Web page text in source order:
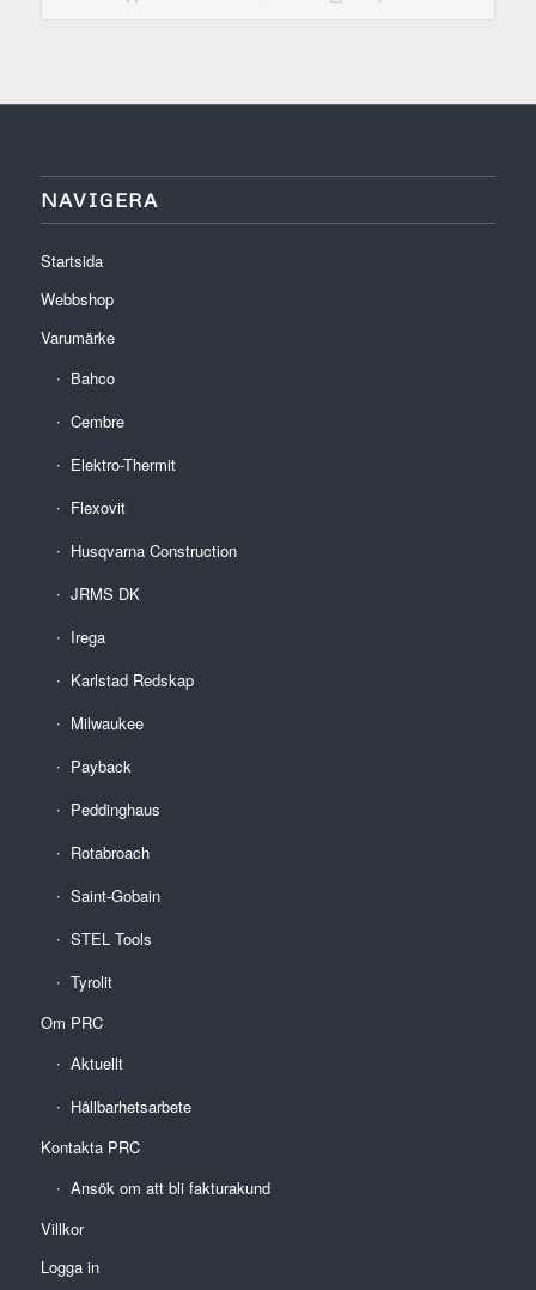
NAVIGERA
Startsida
Webbshop
Varumärke
Bahco
Cembre
Elektro-Thermit
Flexovit
Husqvarna Construction
JRMS DK
Irega
Karlstad Redskap
Milwaukee
Payback
Peddinghaus
Rotabroach
Saint-Gobain
STEL Tools
Tyrolit
Om PRC
Aktuellt
Hållbarhetsarbete
Kontakta PRC
Ansök om att bli fakturakund
Villkor
Logga in